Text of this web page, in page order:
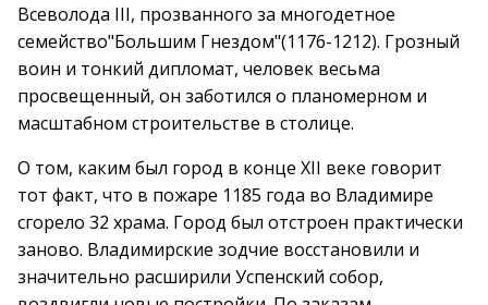
Всеволода III, прозванного за многодетное
семейство"Большим Гнездом"(1176-1212). Грозный
воин и тонкий дипломат, человек весьма
просвещенный, он заботился о планомерном и
масштабном строительстве в столице.
О том, каким был город в конце XII веке говорит
тот факт, что в пожаре 1185 года во Владимире
сгорело 32 храма. Город был отстроен практически
заново. Владимирские зодчие восстановили и
значительно расширили Успенский собор,